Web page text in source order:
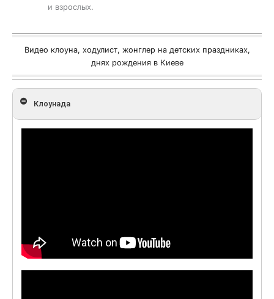
и взрослых.
Видео клоуна, ходулист, жонглер на детских праздниках,
днях рождения в Киеве
Клоунада